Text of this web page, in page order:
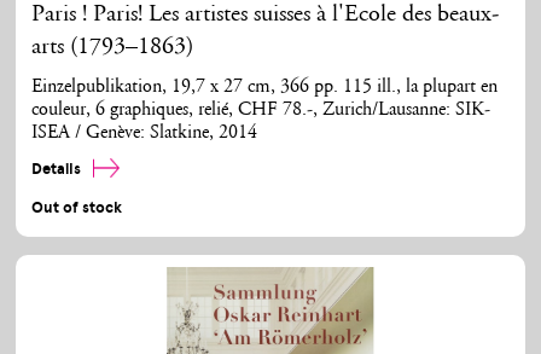
Paris ! Paris! Les artistes suisses à l'Ecole des beaux-
arts (1793–1863)
Einzelpublikation, 19,7 x 27 cm, 366 pp. 115 ill., la plupart en
couleur, 6 graphiques, relié, CHF 78.-, Zurich/Lausanne: SIK-
ISEA / Genève: Slatkine, 2014
Details
Out of stock